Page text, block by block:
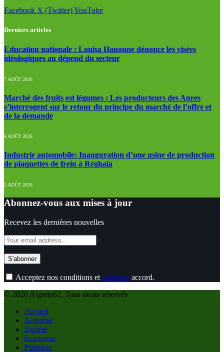
Facebook X (Twitter)YouTube
Derniers articles
Education nationale : Louisa Hanoune dénonce les visées
idéologiques au dépend du secteur
7 AOÛT 2026
Marché des fruits est légumes : Les producteurs des Aures
s’interrogent sur le retour du principe du marché de l’offre et
de la demande
6 AOÛT 2026
Industrie automobile: Inauguration d’une usine de production
de plaquettes de frein à Réghaïa
5 AOÛT 2026
Abonnez-vous aux mises à jour
Recevez les dernières nouvelles
Acceptez nos conditions et politique accord.
© 2026 Algerie62. Tous droits réservés
Accueil
Actualité
Société
Economie
Politique